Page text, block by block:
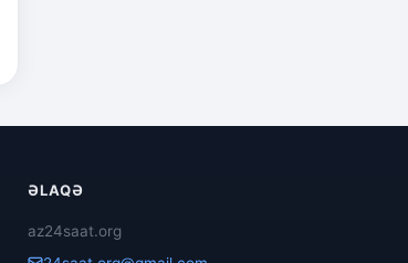
ƏLAQƏ
az24saat.org